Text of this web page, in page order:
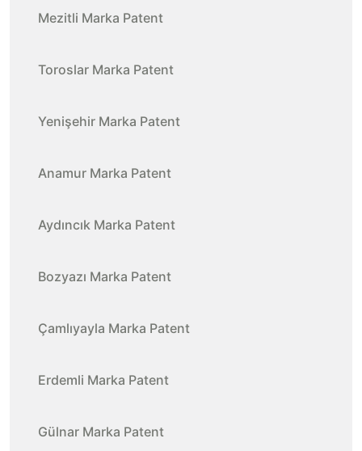
Mezitli Marka Patent
Toroslar Marka Patent
Yenişehir Marka Patent
Anamur Marka Patent
Aydıncık Marka Patent
Bozyazı Marka Patent
Çamlıyayla Marka Patent
Erdemli Marka Patent
Gülnar Marka Patent